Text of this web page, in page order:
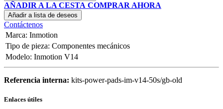
AÑADIR A LA CESTA COMPRAR AHORA
Añadir a lista de deseos
Contáctenos
Marca: Inmotion
Tipo de pieza: Componentes mecánicos
Modelo: Inmotion V14
Referencia interna: kits-power-pads-im-v14-50s/gb-old
Enlaces útiles